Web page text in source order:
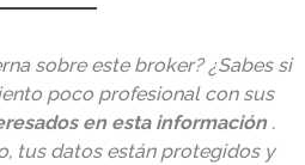
sobre este broker?¿Sabes si
poco profesional con sus
​​en esta información.
tus datos están protegidos y